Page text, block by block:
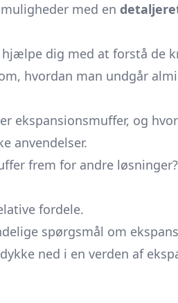
med en
dig med at forstå de
hvordan man undgår
ekspansionsmuffer, og
anvendelser.
frem for andre løsninger?
fordele.
spørgsmål om
ned i en verden af